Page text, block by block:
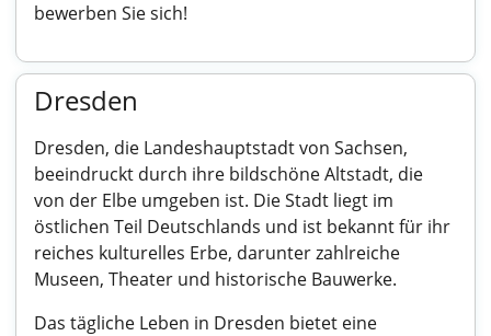
bewerben Sie sich!
Dresden
Dresden, die Landeshauptstadt von Sachsen,
beeindruckt durch ihre bildschöne Altstadt, die
von der Elbe umgeben ist. Die Stadt liegt im
östlichen Teil Deutschlands und ist bekannt für ihr
reiches kulturelles Erbe, darunter zahlreiche
Museen, Theater und historische Bauwerke.
Das tägliche Leben in Dresden bietet eine